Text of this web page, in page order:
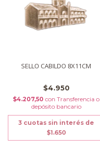
SELLO CABILDO 8X11CM
$4.950
$4.207,50 con Transferencia o
depósito bancario
3 cuotas sin interés de
$1.650